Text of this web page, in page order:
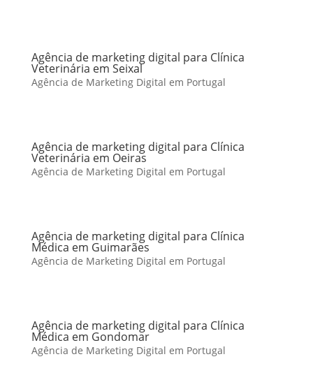
Agência de marketing digital para Clínica
Veterinária em Seixal
Agência de Marketing Digital em Portugal
Agência de marketing digital para Clínica
Veterinária em Oeiras
Agência de Marketing Digital em Portugal
Agência de marketing digital para Clínica
Médica em Guimarães
Agência de Marketing Digital em Portugal
Agência de marketing digital para Clínica
Médica em Gondomar
Agência de Marketing Digital em Portugal